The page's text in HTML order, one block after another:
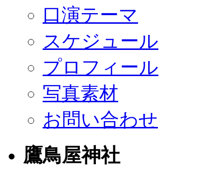
口演テーマ
スケジュール
プロフィール
写真素材
お問い合わせ
鷹鳥屋神社